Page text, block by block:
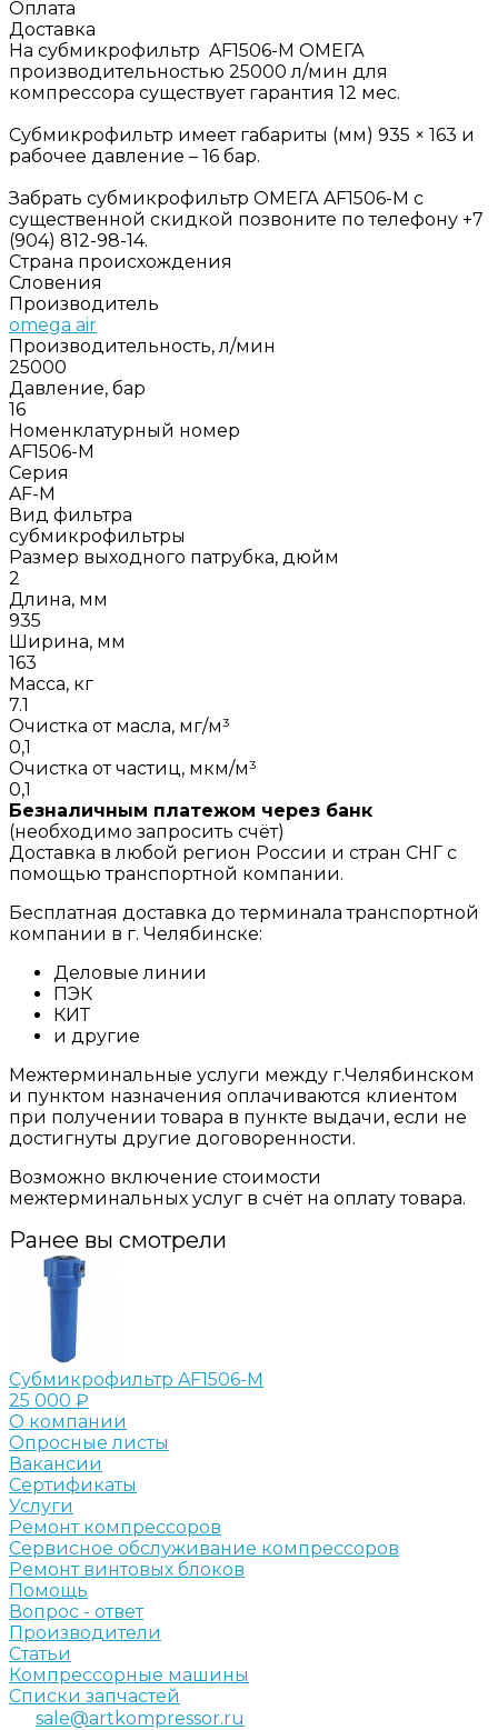
Оплата
Доставка
На субмикрофильтр AF1506-M ОМЕГА
производительностью 25000 л/мин для
компрессора существует гарантия 12 мес.
Субмикрофильтр имеет габариты (мм) 935 × 163 и
рабочее давление – 16 бар.
Забрать субмикрофильтр ОМЕГА AF1506-M с
существенной скидкой позвоните по телефону +7
(904) 812-98-14.
Страна происхождения
Словения
Производитель
omega air
Производительность, л/мин
25000
Давление, бар
16
Номенклатурный номер
AF1506-M
Серия
AF-М
Вид фильтра
субмикрофильтры
Размер выходного патрубка, дюйм
2
Длина, мм
935
Ширина, мм
163
Масса, кг
7.1
Очистка от масла, мг/м³
0,1
Очистка от частиц, мкм/м³
0,1
Безналичным платежом через банк
(необходимо запросить счёт)
Доставка в любой регион России и стран СНГ с
помощью транспортной компании.
Бесплатная доставка до терминала транспортной
компании в г. Челябинске:
Деловые линии
ПЭК
КИТ
и другие
Межтерминальные услуги между г.Челябинском
и пунктом назначения оплачиваются клиентом
при получении товара в пункте выдачи, если не
достигнуты другие договоренности.
Возможно включение стоимости
межтерминальных услуг в счёт на оплату товара.
Ранее вы смотрели
Субмикрофильтр AF1506-M
25 000 ₽
О компании
Опросные листы
Вакансии
Сертификаты
Услуги
Ремонт компрессоров
Сервисное обслуживание компрессоров
Ремонт винтовых блоков
Помощь
Вопрос - ответ
Производители
Статьи
Компрессорные машины
Списки запчастей
sale@artkompressor.ru